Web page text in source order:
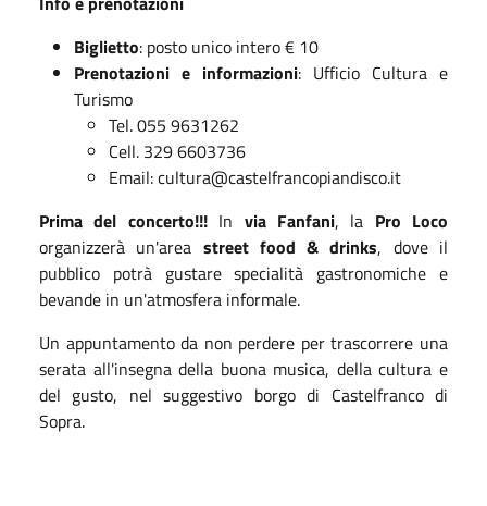
Biglietto: posto unico intero € 10
Prenotazioni e informazioni: Ufficio Cultura e
Turismo
Tel. 055 9631262
Cell. 329 6603736
Email: cultura@castelfrancopiandisco.it
Prima del concerto!!!In via Fanfani, la Pro Loco
organizzerà un'area street food & drinks, dove il
pubblico potrà gustare specialità gastronomiche e
bevande in un'atmosfera informale.
Un appuntamento da non perdere per trascorrere una
serata all'insegna della buona musica, della cultura e
del gusto, nel suggestivo borgo di Castelfranco di
Sopra.